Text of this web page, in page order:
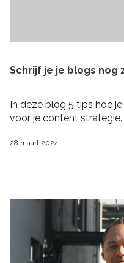
Schrijf je je blogs nog
In deze blog 5 tips hoe
voor je content strategie.
28 maart 2024